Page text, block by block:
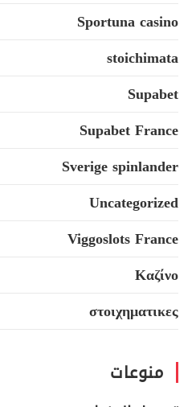
Sportuna casino
stoichimata
Supabet
Supabet France
Sverige spinlander
Uncategorized
Viggoslots France
Καζίνο
στοιχηματικες
منوعات